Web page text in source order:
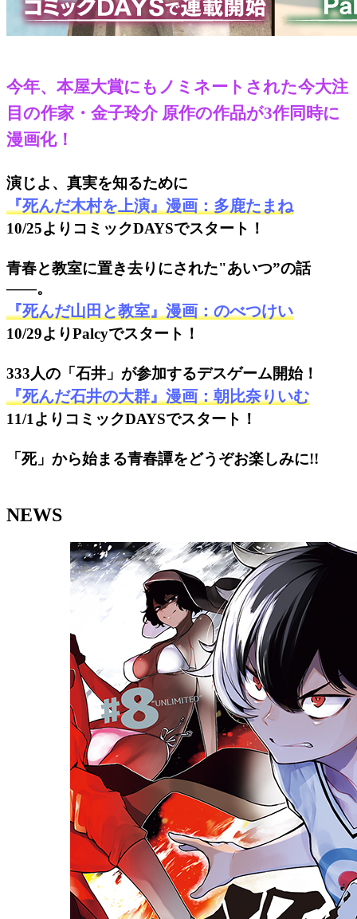
今年、本屋大賞にもノミネートされた今大注
目の作家・金子玲介 原作の作品が3作同時に
漫画化！
演じよ、真実を知るために
『死んだ木村を上演』漫画：多鹿たまね
10/25よりコミックDAYSでスタート！
青春と教室に置き去りにされた"あいつ”の話
――。
『死んだ山田と教室』漫画：のべつけい
10/29よりPalcyでスタート！
333人の「石井」が参加するデスゲーム開始！
『死んだ石井の大群』漫画：朝比奈りいむ
11/1よりコミックDAYSでスタート！
「死」から始まる青春譚をどうぞお楽しみに!!
NEWS